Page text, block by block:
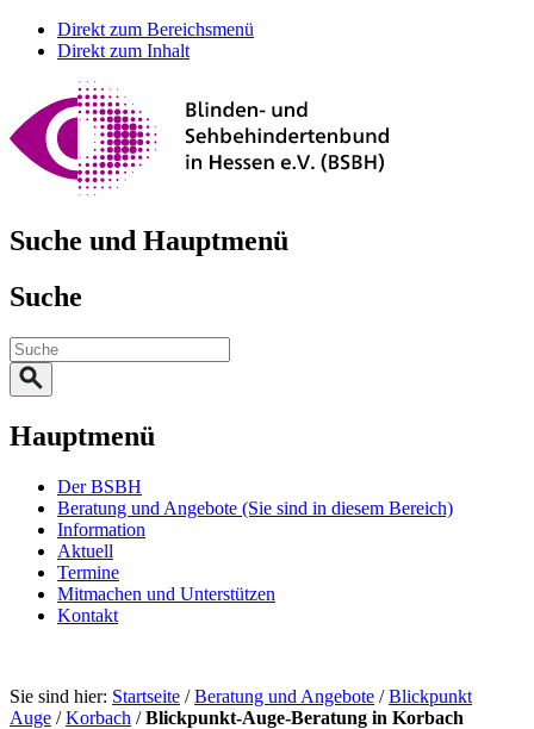
Direkt zum Bereichsmenü
Direkt zum Inhalt
Suche und Hauptmenü
Suche
Hauptmenü
Der BSBH
Beratung und Angebote (Sie sind in diesem Bereich)
Information
Aktuell
Termine
Mitmachen und Unterstützen
Kontakt
Sie sind hier: Startseite / Beratung und Angebote /Blickpunkt
Auge /Korbach /Blickpunkt-Auge-Beratung in Korbach